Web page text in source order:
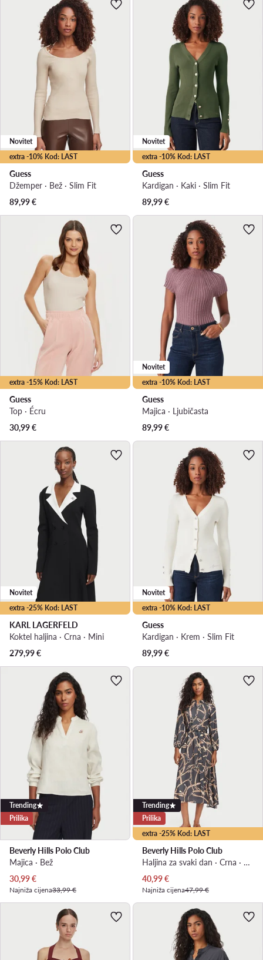
extra -10% Kod: LAST
Novitet
Guess
Džemper · Bež · Slim Fit
89,99€
extra -10% Kod: LAST
Novitet
Guess
Kardigan · Kaki · Slim Fit
89,99€
extra -15% Kod: LAST
Guess
Top · Écru
30,99€
extra -10% Kod: LAST
Novitet
Guess
Majica · Ljubičasta
89,99€
extra -25% Kod: LAST
Novitet
KARL LAGERFELD
Koktel haljina · Crna · Mini
279,99€
extra -10% Kod: LAST
Novitet
Guess
Kardigan · Krem · Slim Fit
89,99€
Trending
Prilika
Beverly Hills Polo Club
Majica · Bež
Trenutna cijena
30,99€
Najniža cijena33,99 €
extra -25% Kod: LAST
Trending
Prilika
Beverly Hills Polo Club
Haljina za svaki dan · Crna · Midi
Trenutna cijena
40,99€
Najniža cijena47,99 €